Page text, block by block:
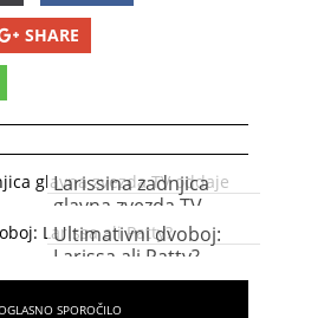
SHARE
Larissina zadnjica
glavna zvezda TV
oddaje
Ultimativni dvoboj:
Larissa ali Patty?